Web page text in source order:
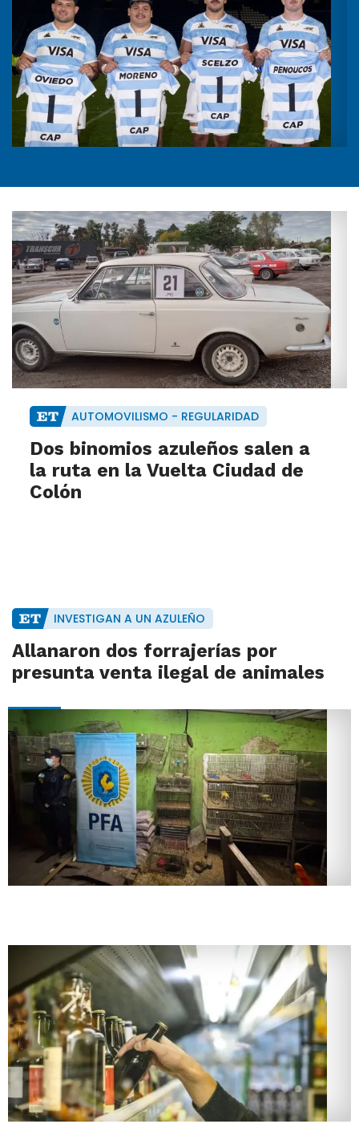
AUTOMOVILISMO - REGULARIDAD
Dos binomios azuleños salen a
la ruta en la Vuelta Ciudad de
Colón
INVESTIGAN A UN AZULEÑO
Allanaron dos forrajerías por
presunta venta ilegal de animales